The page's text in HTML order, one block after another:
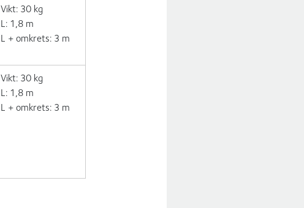
Vikt: 30 kg
L: 1,8 m
L + omkrets: 3 m
Vikt: 30 kg
L: 1,8 m
L + omkrets: 3 m